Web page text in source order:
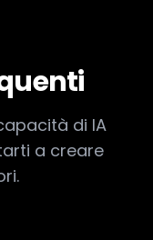
di IA
a creare